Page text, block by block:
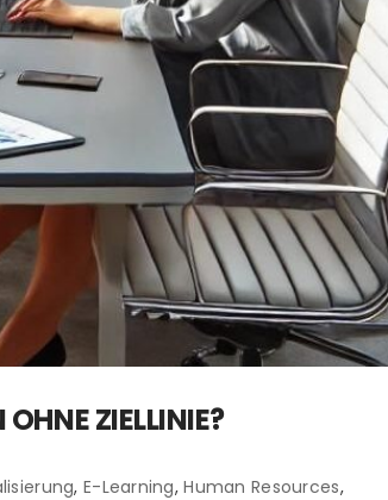
ZIELLINIE?
, E-Learning,Human Resources,